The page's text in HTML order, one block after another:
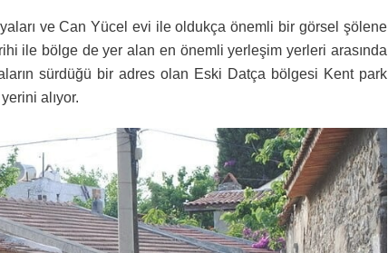
ve Can Yücel evi ile oldukça önemli bir görsel şölene
ile bölge de yer alan en önemli yerleşim yerleri arasında
sürdüğü bir adres olan Eski Datça bölgesi Kent park
alıyor.